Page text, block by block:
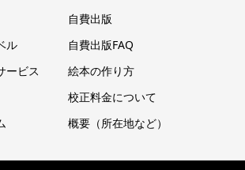
自費出版
ル
自費出版FAQ
ービス
絵本の作り方
校正料金について
概要（所在地など）